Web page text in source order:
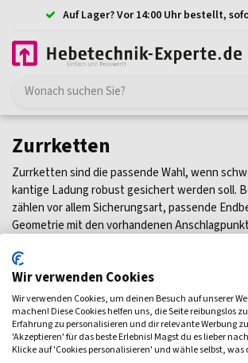
Auf Lager? Vor 14:00 Uhr bestellt,
Zurrketten
Zurrketten sind die passende Wahl, wenn
kantige Ladung robust gesichert werden soll.
zählen vor allem Sicherungsart, passende
Geometrie mit den vorhandenen
und die Abstimmung mit einem geeigneten
einem Ratschenspanner spielen im Alltag eine
Unten finden Sie Zurrketten für
in der Ladungssicherung.
Filtern
Wir verwenden Cookies
Wir verwenden Cookies, um deinen Besuch auf unserer
machen! Diese Cookies helfen uns, die Seite reibungslos
Erfahrung zu personalisieren und dir relevante Werbung
'Akzeptieren' für das beste Erlebnis! Magst du es lieber
Klicke auf 'Cookies personalisieren' und wähle selbst, was